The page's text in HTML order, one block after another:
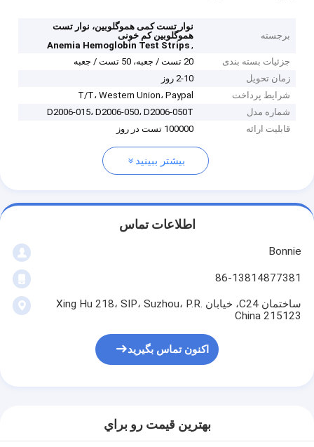
برجسته
نوار تست کمی هموگلوبین، نوار تست
هموگلوبین کم خونی
,
Anemia Hemoglobin Test Strips
جزئیات بسته بندی
20 تست / جعبه، 50 تست / جعبه
زمان تحویل
2-10 روز
شرایط پرداخت
T/T، Western Union، Paypal
شماره مدل
D2006-015، D2006-050، D2006-050T
قابلیت ارائه
100000 تست در روز
بیشتر ببینید
اطلاعات تماس
Bonnie
86-13814877381
ساختمان C24، خیابان Xing Hu 218، SIP، Suzhou، P.R.
China 215123
اکنون تماس بگیرید
بهترين قيمت رو براي